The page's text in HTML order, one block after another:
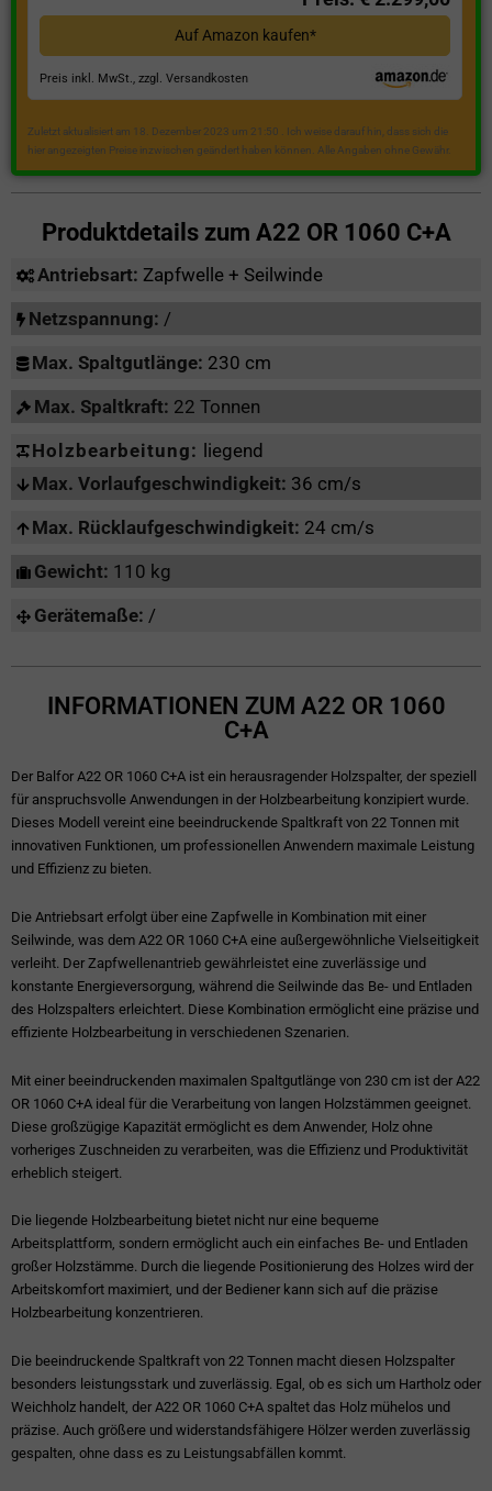
Auf Amazon kaufen*
Preis inkl. MwSt., zzgl. Versandkosten
Zuletzt aktualisiert am 18. Dezember 2023 um 21:50 . Ich weise darauf hin, dass sich die
hier angezeigten Preise inzwischen geändert haben können. Alle Angaben ohne Gewähr.
Produktdetails zum A22 OR 1060 C+A
Antriebsart: Zapfwelle + Seilwinde
Netzspannung: /
Max. Spaltgutlänge: 230 cm
Max. Spaltkraft: 22 Tonnen
Holzbearbeitung: liegend
Max. Vorlaufgeschwindigkeit: 36 cm/s
Max. Rücklaufgeschwindigkeit: 24 cm/s
Gewicht: 110 kg
Gerätemaße: /
INFORMATIONEN ZUM A22 OR 1060
C+A
Der Balfor A22 OR 1060 C+A ist ein herausragender Holzspalter, der speziell
für anspruchsvolle Anwendungen in der Holzbearbeitung konzipiert wurde.
Dieses Modell vereint eine beeindruckende Spaltkraft von 22 Tonnen mit
innovativen Funktionen, um professionellen Anwendern maximale Leistung
und Effizienz zu bieten.
Die Antriebsart erfolgt über eine Zapfwelle in Kombination mit einer
Seilwinde, was dem A22 OR 1060 C+A eine außergewöhnliche Vielseitigkeit
verleiht. Der Zapfwellenantrieb gewährleistet eine zuverlässige und
konstante Energieversorgung, während die Seilwinde das Be- und Entladen
des Holzspalters erleichtert. Diese Kombination ermöglicht eine präzise und
effiziente Holzbearbeitung in verschiedenen Szenarien.
Mit einer beeindruckenden maximalen Spaltgutlänge von 230 cm ist der A22
OR 1060 C+A ideal für die Verarbeitung von langen Holzstämmen geeignet.
Diese großzügige Kapazität ermöglicht es dem Anwender, Holz ohne
vorheriges Zuschneiden zu verarbeiten, was die Effizienz und Produktivität
erheblich steigert.
Die liegende Holzbearbeitung bietet nicht nur eine bequeme
Arbeitsplattform, sondern ermöglicht auch ein einfaches Be- und Entladen
großer Holzstämme. Durch die liegende Positionierung des Holzes wird der
Arbeitskomfort maximiert, und der Bediener kann sich auf die präzise
Holzbearbeitung konzentrieren.
Die beeindruckende Spaltkraft von 22 Tonnen macht diesen Holzspalter
besonders leistungsstark und zuverlässig. Egal, ob es sich um Hartholz oder
Weichholz handelt, der A22 OR 1060 C+A spaltet das Holz mühelos und
präzise. Auch größere und widerstandsfähigere Hölzer werden zuverlässig
gespalten, ohne dass es zu Leistungsabfällen kommt.